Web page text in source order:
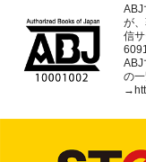
ABJ
が
信
ABJ
の
→